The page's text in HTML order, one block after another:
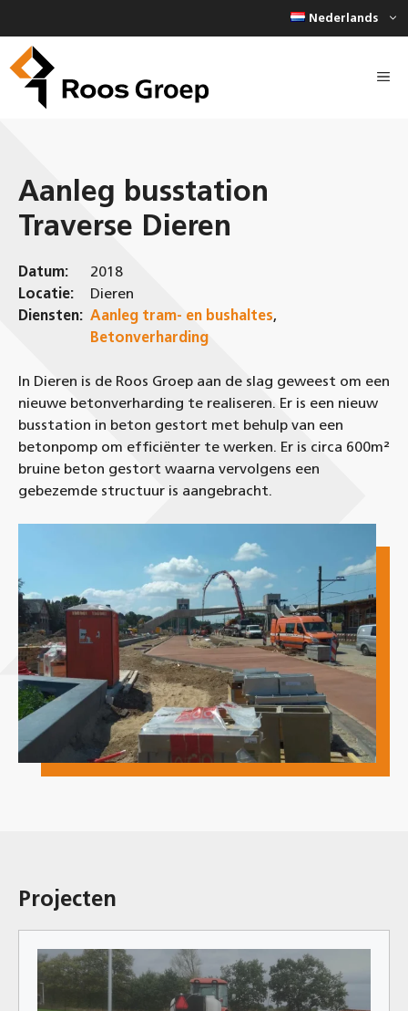
inhoud
Nederlands
Aanleg busstation
Traverse Dieren
Datum:
2018
Locatie:
Dieren
Diensten: Aanleg tram- en bushaltes,
Betonverharding
In Dieren is de Roos Groep aan de slag geweest om een
nieuwe betonverharding te realiseren. Er is een nieuw
busstation in beton gestort met behulp van een
betonpomp om efficiënter te werken. Er is circa 600m²
bruine beton gestort waarna vervolgens een
gebezemde structuur is aangebracht.
Projecten